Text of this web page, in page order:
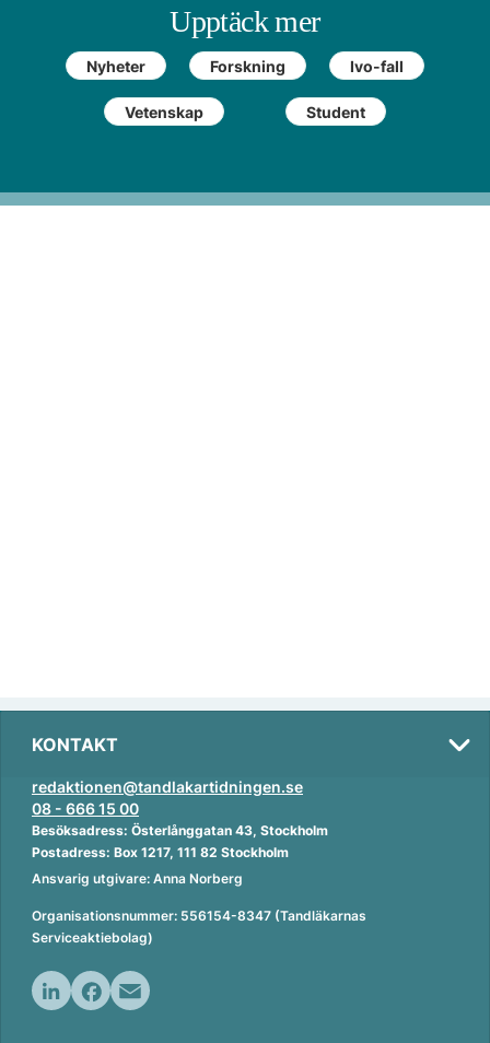
Upptäck mer
Nyheter Forskning Ivo-fall
Vetenskap Student
KONTAKT
redaktionen@tandlakartidningen.se
08 - 666 15 00
Besöksadress: Österlånggatan 43, Stockholm
Postadress: Box 1217, 111 82 Stockholm
Ansvarig utgivare: Anna Norberg
Organisationsnummer: 556154-8347 (Tandläkarnas
Serviceaktiebolag)